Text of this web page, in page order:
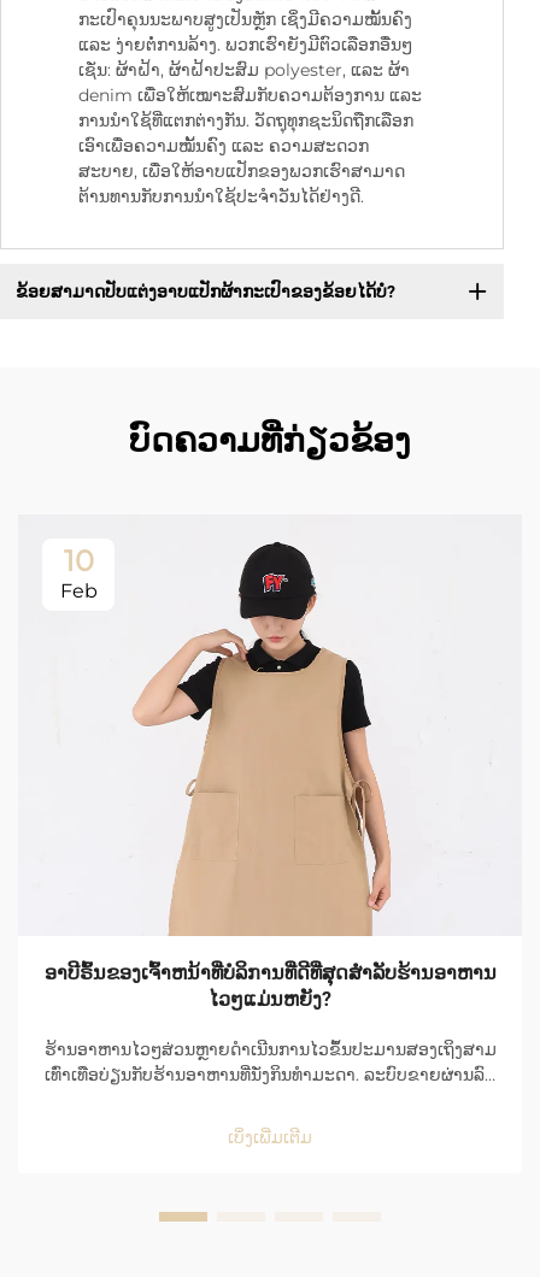
ກະເປົາຄຸນນະພາບສູງເປັນຫຼັກ ເຊິ່ງມີຄວາມໝັ້ນຄົງ
ແລະ ງ່າຍຕໍ່ການລ້າງ. ພວກເຮົາຍັງມີຕົວເລືອກອື່ນໆ
ເຊັ່ນ: ຜ້າຝ້າ, ຜ້າຝ້າປະສົມ polyester, ແລະ ຜ້າ
denim ເພື່ອໃຫ້ເໝາະສົມກັບຄວາມຕ້ອງການ ແລະ
ການນຳໃຊ້ທີ່ແຕກຕ່າງກັນ. ວັດຖຸທຸກຊະນິດຖືກເລືອກ
ເອົາເພື່ອຄວາມໝັ້ນຄົງ ແລະ ຄວາມສະດວກ
ສະບາຍ, ເພື່ອໃຫ້ອາບແປັກຂອງພວກເຮົາສາມາດ
ຕ້ານທານກັບການນຳໃຊ້ປະຈຳວັນໄດ້ຢ່າງດີ.
ຂ້ອຍສາມາດປັບແຕ່ງອາບແປັກຜ້າກະເປົາຂອງຂ້ອຍໄດ້ບໍ?
ບົດຄວາມທີ່ກ່ຽວຂ້ອງ
10
Feb
ອາບີຣົ້ນຂອງເຈົ້າຫນ້າທີ່ບໍລິການທີ່ດີທີ່ສຸດສຳລັບຮ້ານອາຫານ
ໄວໆແມ່ນຫຍັງ?
ຮ້ານອາຫານໄວໆສ່ວນຫຼາຍດຳເນີນການໄວຂຶ້ນປະມານສອງເຖິງສາມ
ເທົ່າເທືອບ່ຽນກັບຮ້ານອາຫານທີ່ນັ່ງກິນທຳມະດາ. ລະບົບຂາຍຜ່ານລົດ
ພິວເຕີ, ແລະເລີ່ມຕົ້ນເຖິງສຳເລັດຄຳສັ່ງໃນທຸກໆຊ່ວງເວລາປະມານ
ຫ້າສິບວິນາທີ. ເນື່ອງຈາກສິ່ງນີ້ ...
ເບິ່ງເພີ່ມເຕີມ